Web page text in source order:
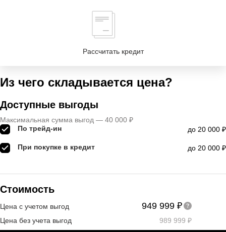
Рассчитать кредит
Из чего складывается цена?
Доступные выгоды
Максимальная сумма выгод — 40 000 ₽
По трейд-ин
до 20 000 ₽
При покупке в кредит до 20 000 ₽
Стоимость
Цена с учетом выгод 949 999 ₽
Цена без учета выгод 989 999 ₽